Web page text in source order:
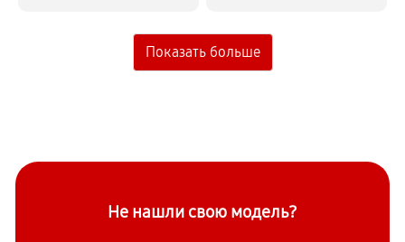
Не нашли свою модель?